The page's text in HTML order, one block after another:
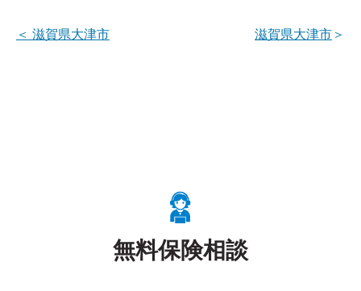
＜ 滋賀県大津市 ＞
滋賀県大津市
無料保険相談